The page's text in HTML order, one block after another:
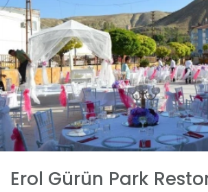
Erol Gürün Park